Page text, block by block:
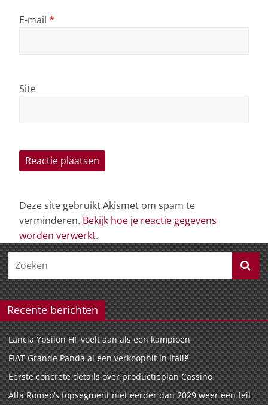
E-mail *
Site
Deze site gebruikt Akismet om spam te
verminderen. Bekijk hoe je reactie gegevens
worden verwerkt.
Recente berichten
Lancia Ypsilon HF voelt aan als een kampioen
FIAT Grande Panda al een verkoophit in Italië
Eerste concrete details over productieplan Cassino
Alfa Romeo’s topsegment niet eerder dan 2029 weer een feit